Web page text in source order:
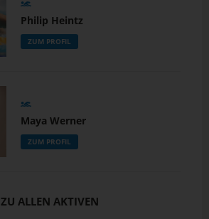
Philip Heintz
ZUM PROFIL
Maya Werner
ZUM PROFIL
ZU ALLEN AKTIVEN